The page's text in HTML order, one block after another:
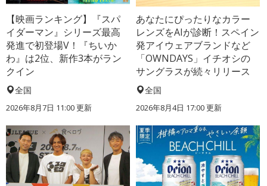
【映画ランキング】『スパ
イダーマン』シリーズ最高
発進で初登場V！『ちいか
わ』は2位、新作3本がラン
クイン
全国
2026年8月7日 11:00更新
あなたにぴったりなカラー
レンズをAIが診断！スペイン
発アイウェアブランドなど
「OWNDAYS」イチオシの
サングラスが続々リリース
全国
2026年8月4日 17:00更新